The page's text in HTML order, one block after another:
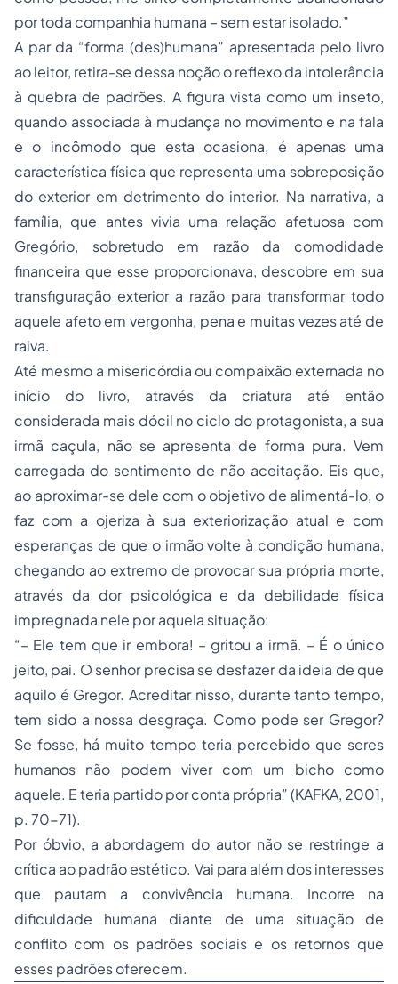
por toda companhia humana – sem estar isolado.”
A par da “forma (des)humana” apresentada pelo livro
ao leitor, retira-se dessa noção o reflexo da intolerância
à quebra de padrões. A figura vista como um inseto,
quando associada à mudança no movimento e na fala
e o incômodo que esta ocasiona, é apenas uma
característica física que representa uma sobreposição
do exterior em detrimento do interior. Na narrativa, a
família, que antes vivia uma relação afetuosa com
Gregório, sobretudo em razão da comodidade
financeira que esse proporcionava, descobre em sua
transfiguração exterior a razão para transformar todo
aquele afeto em vergonha, pena e muitas vezes até de
raiva.
Até mesmo a misericórdia ou compaixão externada no
início do livro, através da criatura até então
considerada mais dócil no ciclo do protagonista, a sua
irmã caçula, não se apresenta de forma pura. Vem
carregada do sentimento de não aceitação. Eis que,
ao aproximar-se dele com o objetivo de alimentá-lo, o
faz com a ojeriza à sua exteriorização atual e com
esperanças de que o irmão volte à condição humana,
chegando ao extremo de provocar sua própria morte,
através da dor psicológica e da debilidade física
impregnada nele por aquela situação:
“– Ele tem que ir embora! – gritou a irmã. – É o único
jeito, pai. O senhor precisa se desfazer da ideia de que
aquilo é Gregor. Acreditar nisso, durante tanto tempo,
tem sido a nossa desgraça. Como pode ser Gregor?
Se fosse, há muito tempo teria percebido que seres
humanos não podem viver com um bicho como
aquele. E teria partido por conta própria” (KAFKA, 2001,
p. 70-71).
Por óbvio, a abordagem do autor não se restringe a
crítica ao padrão estético. Vai para além dos interesses
que pautam a convivência humana. Incorre na
dificuldade humana diante de uma situação de
conflito com os padrões sociais e os retornos que
esses padrões oferecem.